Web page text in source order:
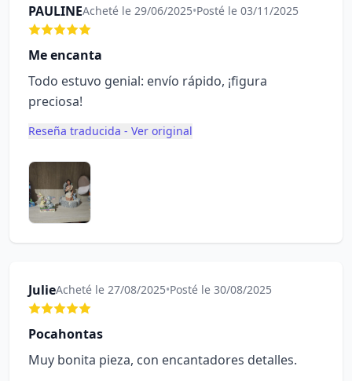
PAULINEAcheté le 29/06/2025•Posté le 03/11/2025
Me encanta
Todo estuvo genial: envío rápido, ¡figura
preciosa!
Reseña traducida - Ver original
JulieAcheté le 27/08/2025•Posté le 30/08/2025
Pocahontas
Muy bonita pieza, con encantadores detalles.